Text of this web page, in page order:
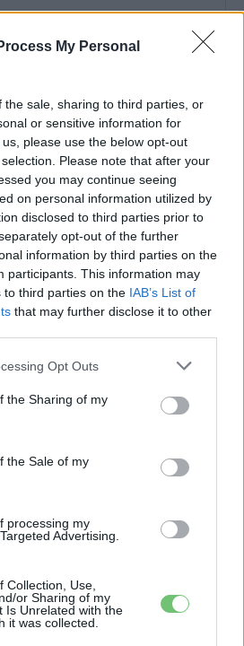
My Personal
the sale, sharing to third parties, or
or sensitive information for
please use the below opt-out
Please note that after your
you may continue seeing
on personal information utilized by
disclosed to third parties prior to
opt-out of the further
information by third parties on the
participants. This information may
to third parties on the IAB’s List of
that may further disclose it to other
Opt Outs
the Sharing of my
the Sale of my
processing my
Advertising.
Collection, Use,
or Sharing of my
Is Unrelated with the
it was collected.
t a Facebookon is, további
akkumulátorgyár
Elektromobilitás
USA Wall street Journal
kocka, de lelkében elkötelezett gamer,